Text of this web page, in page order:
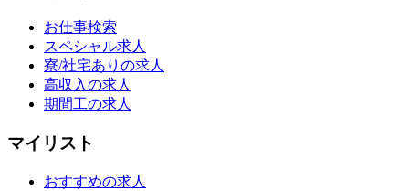
お仕事検索
スペシャル求人
寮/社宅ありの求人
高収入の求人
期間工の求人
マイリスト
おすすめの求人